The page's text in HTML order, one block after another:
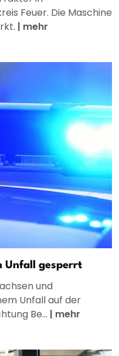
Feuer. Die Maschine
| mehr
Unfall gesperrt
und
Unfall auf der
Be... | mehr